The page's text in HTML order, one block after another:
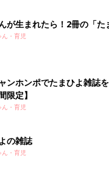
が生まれたら！2冊の「た
ん・育児
ンホンポでたまひよ雑誌
限定】
ん・育児
の雑誌
ん・育児